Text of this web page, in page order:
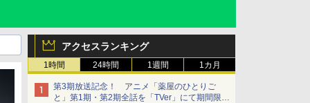
アクセスランキング
1時間 24時間 1週間 1カ月
第3期放送記念！ アニメ「薬屋のひとりご
と」第1期・第2期全話を「TVer」にて期間限定